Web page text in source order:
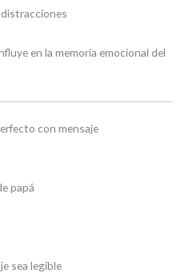
en la memoria emocional del
con mensaje
papá
sea legible